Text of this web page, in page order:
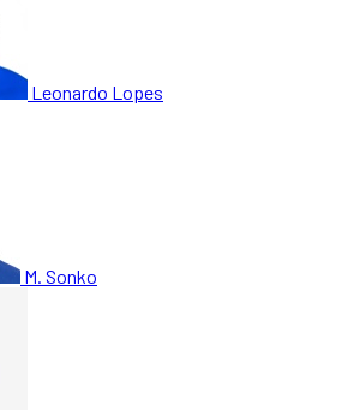
Leonardo Lopes
M. Sonko